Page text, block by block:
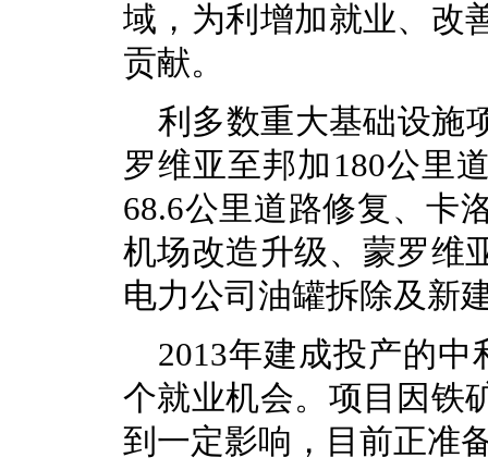
域，为利增加就业、改
贡献。
利多数重大基础设施
罗维亚至邦加180公里
68.6公里道路修复、卡
机场改造升级、蒙罗维
电力公司油罐拆除及新
2013年建成投产的
个就业机会。项目因铁
到一定影响，目前正准